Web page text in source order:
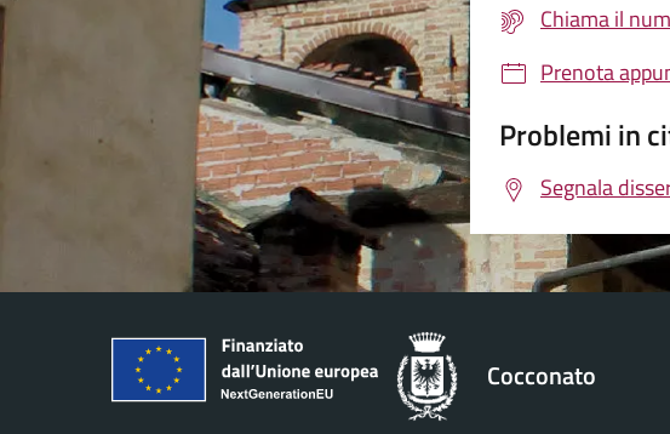
Chiama il
Prenota
Problemi in
Segnala
Cocconato